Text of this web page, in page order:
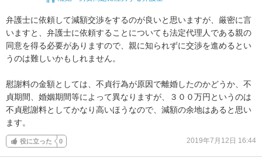
弁護士に依頼して減額交渉をするのが良いと思いますが、厳密に言
いますと、弁護士に依頼することについても法定代理人である親の
同意を得る必要がありますので、親に知られずに交渉を進めるとい
うのは難しいかもしれません。
慰謝料の金額としては、不貞行為が原因で離婚したのかどうか、不
貞期間、婚姻期間等によって異なりますが、３００万円というのは
不貞慰謝料としてかなり高いほうなので、減額の余地はあると思い
ます。
役に立った 0 2019年7月12日 16:44